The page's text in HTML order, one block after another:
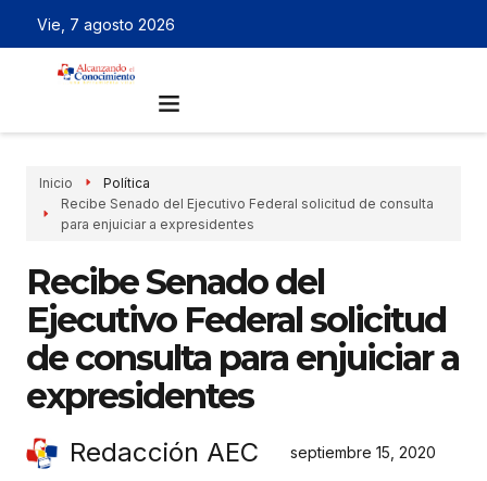
Vie, 7 agosto 2026
Inicio
Política
Recibe Senado del Ejecutivo Federal solicitud de consulta
para enjuiciar a expresidentes
Recibe Senado del
Ejecutivo Federal solicitud
de consulta para enjuiciar a
expresidentes
Redacción AEC septiembre 15, 2020